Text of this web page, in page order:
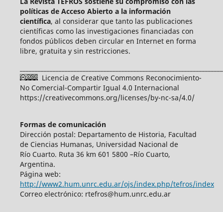
políticas de Acceso Abierto a la información
científica, al considerar que tanto las publicaciones
científicas como las investigaciones financiadas con
fondos públicos deben circular en Internet en forma
libre, gratuita y sin restricciones.
Licencia de Creative Commons Reconocimiento-
No Comercial-Compartir Igual 4.0 Internacional
https://creativecommons.org/licenses/by-nc-sa/4.0/
Formas de comunicación
Dirección postal: Departamento de Historia, Facultad
de Ciencias Humanas, Universidad Nacional de
Río Cuarto. Ruta 36 km 601 5800 –Río Cuarto,
Argentina.
Página web:
http://www2.hum.unrc.edu.ar/ojs/index.php/tefros/index
Correo electrónico: rtefros@hum.unrc.edu.ar